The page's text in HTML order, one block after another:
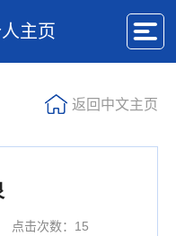
主页
返回中文主页
点击次数： 15